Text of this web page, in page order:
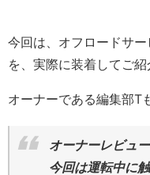
今回は、オフロードサ
を、実際に装着してご紹
オーナーである編集部T
オーナーレビュー
今回は運転中に